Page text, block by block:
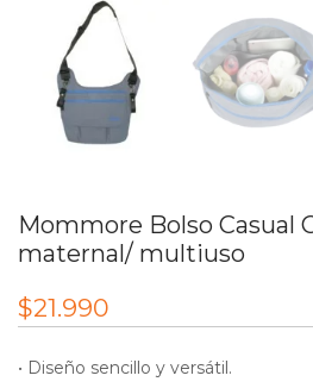
Mommore Bolso Casual
maternal/ multiuso
$21.990
• Diseño sencillo y versátil.